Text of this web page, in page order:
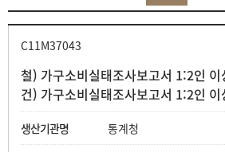
C11M37043
철) 가구소비실태조사보고서 1:2인
건) 가구소비실태조사보고서 1:2인
통계청